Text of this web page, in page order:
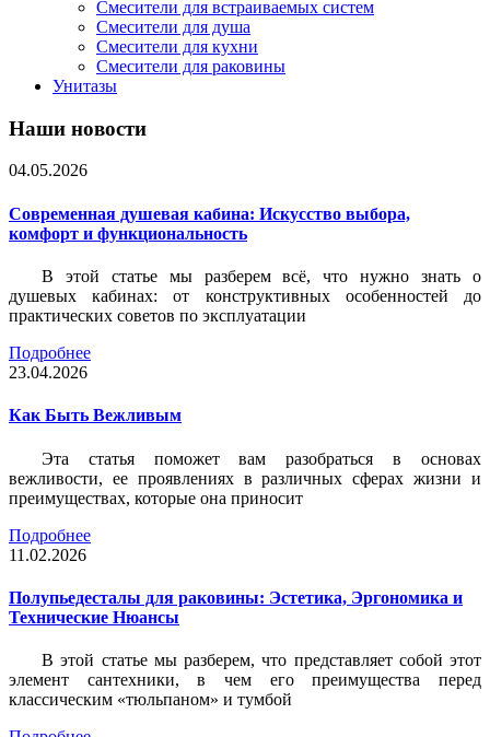
Смесители для встраиваемых систем
Смесители для душа
Смесители для кухни
Смесители для раковины
Унитазы
Наши новости
04.05.2026
Современная душевая кабина: Искусство выбора,
комфорт и функциональность
В этой статье мы разберем всё, что нужно знать о
душевых кабинах: от конструктивных особенностей до
практических советов по эксплуатации
Подробнее
23.04.2026
Как Быть Вежливым
Эта статья поможет вам разобраться в основах
вежливости, ее проявлениях в различных сферах жизни и
преимуществах, которые она приносит
Подробнее
11.02.2026
Полупьедесталы для раковины: Эстетика, Эргономика и
Технические Нюансы
В этой статье мы разберем, что представляет собой этот
элемент сантехники, в чем его преимущества перед
классическим «тюльпаном» и тумбой